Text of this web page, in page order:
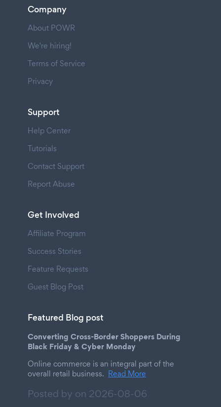
Company
About POWR
We're hiring!
Terms of Service
Privacy
Support
Help Center
Tutorials
Contact Support
Report Abuse
Get Involved
Affiliate Program
Success Stories
Feature Requests
Guest Blog Post
Featured Blog post
Converting Cross-Border Shoppers During
Black Friday & Cyber Monday
Online commerce is an integral part of the
overall retail business. Read More
Posted by on 2026-08-06